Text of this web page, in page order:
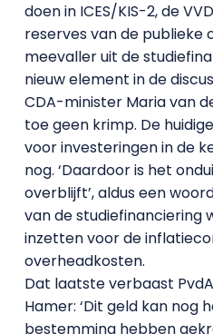
doen in ICES/KIS-2, de
reserves van de publieke
meevaller uit de
nieuw element in de
CDA-minister Maria van
toe geen krimp. De
voor investeringen in de
nog. ‘Daardoor is het
overblijft’, aldus een
van de studiefinanciering
inzetten voor de
overheadkosten.
Dat laatste verbaast
Hamer: ‘Dit geld kan nog
bestemming hebben